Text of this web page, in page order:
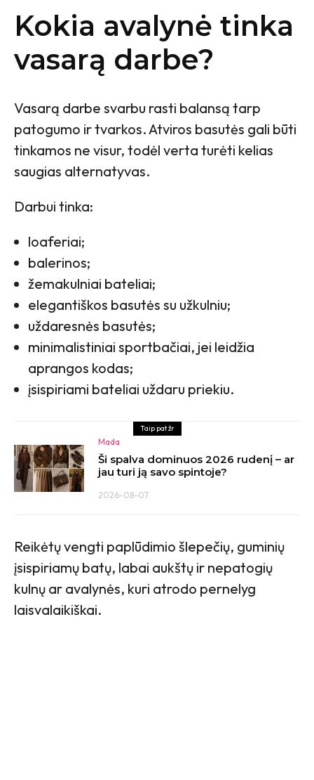
Kokia avalynė tinka
vasarą darbe?
Vasarą darbe svarbu rasti balansą tarp
patogumo ir tvarkos. Atviros basutės gali būti
tinkamos ne visur, todėl verta turėti kelias
saugias alternatyvas.
Darbui tinka:
loaferiai;
balerinos;
žemakulniai bateliai;
elegantiškos basutės su užkulniu;
uždaresnės basutės;
minimalistiniai sportbačiai, jei leidžia
aprangos kodas;
įsispiriami bateliai uždaru priekiu.
Taip pat žr
Mada
Ši spalva dominuos 2026 rudenį – ar
jau turi ją savo spintoje?
2026-08-07
Reikėtų vengti paplūdimio šlepečių, guminių
įsispiriamų batų, labai aukštų ir nepatogių
kulnų ar avalynės, kuri atrodo pernelyg
laisvalaikiškai.